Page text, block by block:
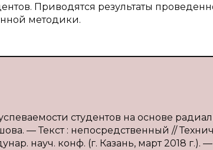
Приводятся результаты
методики.
студентов на основе
— Текст : непосредственный //
науч. конф. (г. Казань, март 2018 г.).